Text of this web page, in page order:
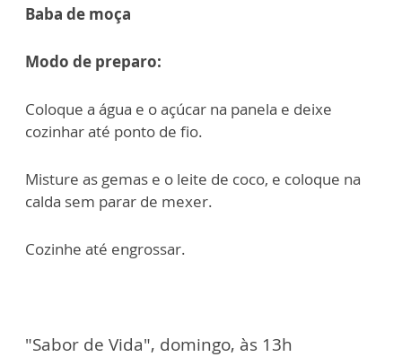
Baba de moça
Modo de preparo:
Coloque a água e o açúcar na panela e deixe
cozinhar até ponto de fio.
Misture as gemas e o leite de coco, e coloque na
calda sem parar de mexer.
Cozinhe até engrossar.
"Sabor de Vida", domingo, às 13h